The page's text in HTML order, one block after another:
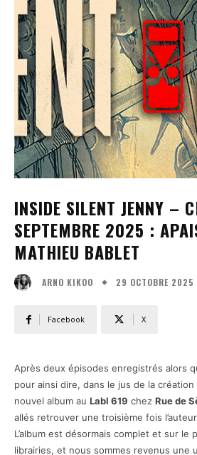
INSIDE SILENT JENNY –
SEPTEMBRE 2025 :
MATHIEU BABLET
ARNO KIKOO 29 OCTOBRE 2025
Facebook X
Après deux épisodes enregistrés alors
pour ainsi dire, dans le jus de la création
nouvel album au Labl 619 chez Rue de
allés retrouver une troisième fois
L’album est désormais complet et sur le
librairies, et nous sommes revenus une